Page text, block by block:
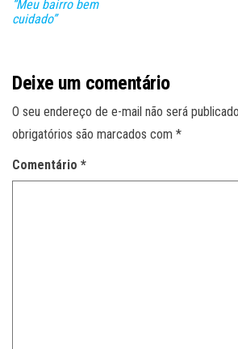
“Meu bairro bem
cuidado”
Deixe um comentário
O seu endereço de e-mail não será
obrigatórios são marcados com *
Comentário *